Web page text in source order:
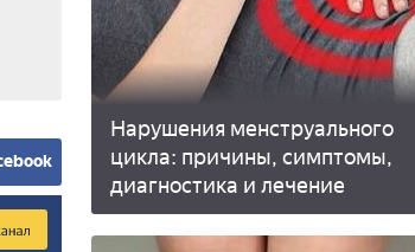
Нарушения менструального
цикла: причины, симптомы,
диагностика и лечение